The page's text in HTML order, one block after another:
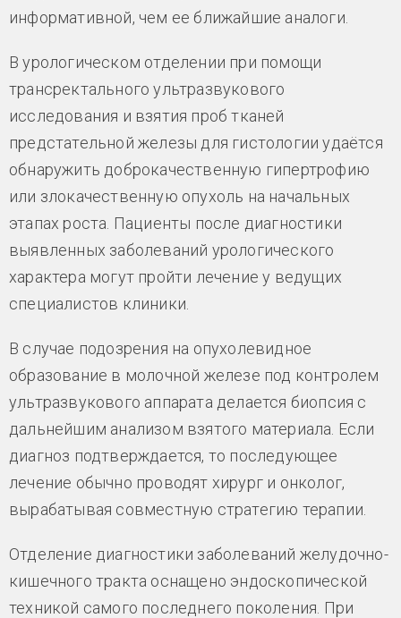
информативной, чем ее ближайшие аналоги.
В урологическом отделении при помощи
трансректального ультразвукового
исследования и взятия проб тканей
предстательной железы для гистологии удаётся
обнаружить доброкачественную гипертрофию
или злокачественную опухоль на начальных
этапах роста. Пациенты после диагностики
выявленных заболеваний урологического
характера могут пройти лечение у ведущих
специалистов клиники.
В случае подозрения на опухолевидное
образование в молочной железе под контролем
ультразвукового аппарата делается биопсия с
дальнейшим анализом взятого материала. Если
диагноз подтверждается, то последующее
лечение обычно проводят хирург и онколог,
вырабатывая совместную стратегию терапии.
Отделение диагностики заболеваний желудочно-
кишечного тракта оснащено эндоскопической
техникой самого последнего поколения. При